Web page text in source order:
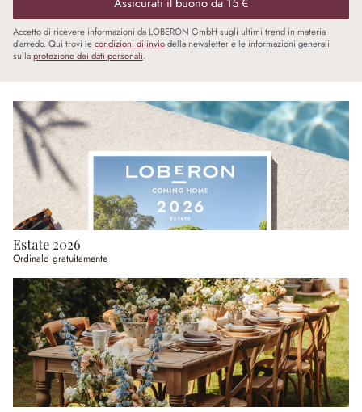
Accetto di ricevere informazioni da LOBERON GmbH sugli ultimi trend in materia
d’arredo. Qui trovi lecondizioni di inviodella newsletter e le informazioni generali
sullaprotezione dei dati personali.
Estate 2026
Ordinalo gratuitamente